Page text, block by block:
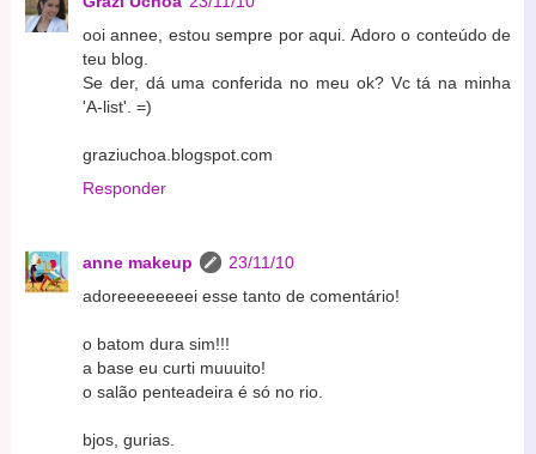
ooi annee, estou sempre por aqui. Adoro o conteúdo de
teu blog.
Se der, dá uma conferida no meu ok? Vc tá na minha
'A-list'. =)
graziuchoa.blogspot.com
Responder
anne makeup
23/11/10
adoreeeeeeeei esse tanto de comentário!
o batom dura sim!!!
a base eu curti muuuito!
o salão penteadeira é só no rio.
bjos, gurias.